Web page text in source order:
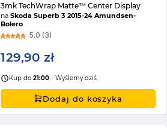
3mk TechWrap Matte™ Center Display
naSkoda Superb 3 2015-24 Amundsen-
Bolero
5.0 (3)
129,90 zł
Kup do21:00 - Wyślemy dziś
Dodaj do koszyka